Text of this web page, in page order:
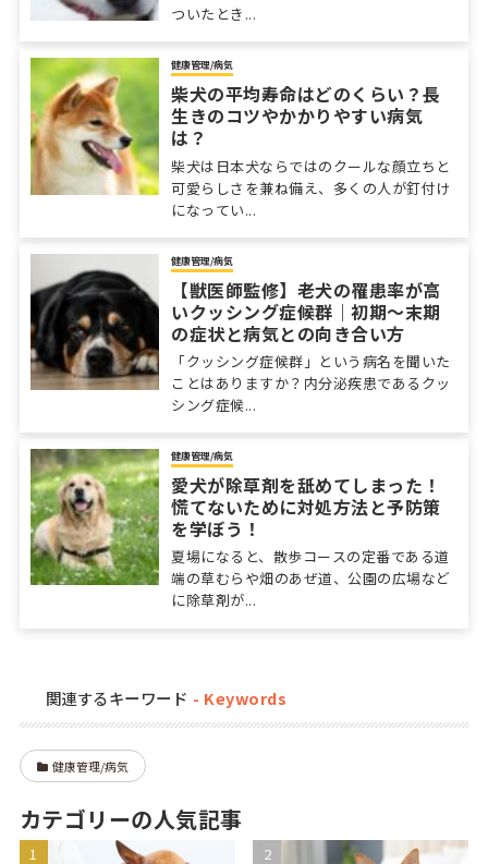
ついたとき...
健康管理/病気
柴犬の平均寿命はどのくらい？長
生きのコツやかかりやすい病気
は？
柴犬は日本犬ならではのクールな顔立ちと
可愛らしさを兼ね備え、多くの人が釘付け
になってい...
健康管理/病気
【獣医師監修】老犬の罹患率が高
いクッシング症候群｜初期～末期
の症状と病気との向き合い方
「クッシング症候群」という病名を聞いた
ことはありますか？内分泌疾患であるクッ
シング症候...
健康管理/病気
愛犬が除草剤を舐めてしまった！
慌てないために対処方法と予防策
を学ぼう！
夏場になると、散歩コースの定番である道
端の草むらや畑のあぜ道、公園の広場など
に除草剤が...
関連するキーワード
健康管理/病気
カテゴリーの人気記事